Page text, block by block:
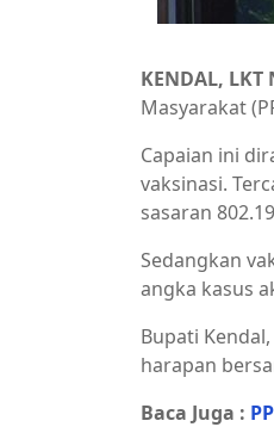
KENDAL, LKT
Masyarakat
Capaian ini
vaksinasi.
sasaran
Sedangkan
angka kasus
Bupati
harapan
Baca Juga :